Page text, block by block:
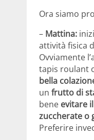
Ora siamo
– Mattina:
attività fisica
Ovviamente
tapis roulant
bella
un frutto di
bene evitare
zuccherate o
Preferire